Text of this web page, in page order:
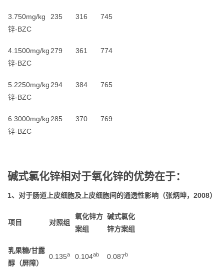
3.750mg/kg
锌-BZC
235 316 745
4.1500mg/kg
锌-BZC
279 361 774
5.2250mg/kg
锌-BZC
294 384 765
6.3000mg/kg
锌-BZC
285 370 769
碱式氯化锌相对于氧化锌的优势在于：
1、对于肠道上皮细胞及上皮细胞间的通透性影响（张炳坤，2008）
项目 对照组
氧化锌方
案组
碱式氯化
锌方案组
乳果糖/甘露
醇（屏障）
0.135a 0.104ab 0.087b